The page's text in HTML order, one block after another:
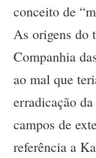
conceito de
As origens do
Companhia
ao mal que
erradicação
campos de
referência a